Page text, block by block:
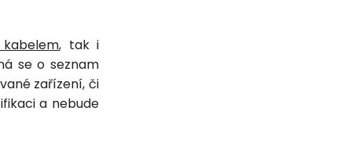
, tak i
se o seznam
zařízení, či
a nebude